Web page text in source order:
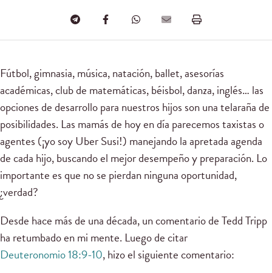
Fútbol, gimnasia, música, natación, ballet, asesorías
académicas, club de matemáticas, béisbol, danza, inglés… las
opciones de desarrollo para nuestros hijos son una telaraña de
posibilidades. Las mamás de hoy en día parecemos taxistas o
agentes (¡yo soy Uber Susi!) manejando la apretada agenda
de cada hijo, buscando el mejor desempeño y preparación. Lo
importante es que no se pierdan ninguna oportunidad,
¿verdad?
Desde hace más de una década, un comentario de Tedd Tripp
ha retumbado en mi mente. Luego de citar
Deuteronomio 18:9-10, hizo el siguiente comentario: